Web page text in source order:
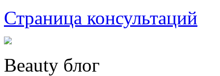
Страница консультаций
Beauty блог